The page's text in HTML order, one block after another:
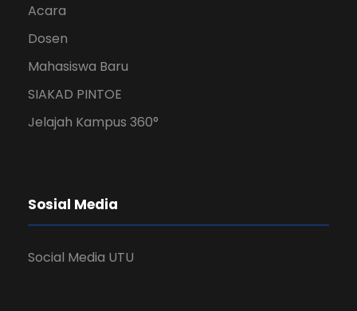
Acara
Dosen
Mahasiswa Baru
SIAKAD PINTOE
Jelajah Kampus 360°
Sosial Media
Social Media UTU